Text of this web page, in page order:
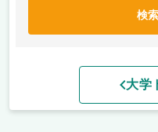
検
大学